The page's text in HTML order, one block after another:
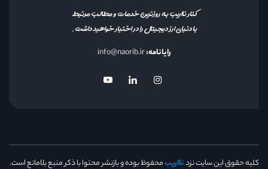
کنار نااریب به روزترین خدمات و مطالب مرتبط
با دنیای ارز دیجیتال را در اختیار خواهید داشت.
رایانامه:info@naorib.ir
کلیه حقوق این سایت نزدنااریبمحفوظ بوده و بازنشر محتوا با ذکر منبع بلامانع است.